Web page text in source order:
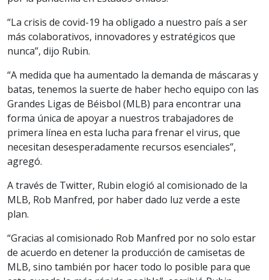
“La crisis de covid-19 ha obligado a nuestro país a ser
más colaborativos, innovadores y estratégicos que
nunca”, dijo Rubin.
“A medida que ha aumentado la demanda de máscaras y
batas, tenemos la suerte de haber hecho equipo con las
Grandes Ligas de Béisbol (MLB) para encontrar una
forma única de apoyar a nuestros trabajadores de
primera línea en esta lucha para frenar el virus, que
necesitan desesperadamente recursos esenciales”,
agregó.
A través de Twitter, Rubin elogió al comisionado de la
MLB, Rob Manfred, por haber dado luz verde a este
plan.
“Gracias al comisionado Rob Manfred por no solo estar
de acuerdo en detener la producción de camisetas de
MLB, sino también por hacer todo lo posible para que